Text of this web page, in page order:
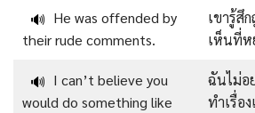
🔊 He was offended by
their rude comments.
เขารู้สึ
เห็นที่ห
🔊 I can’t believe you
would do something like
ฉันไม่อ
ทำเรื่อ